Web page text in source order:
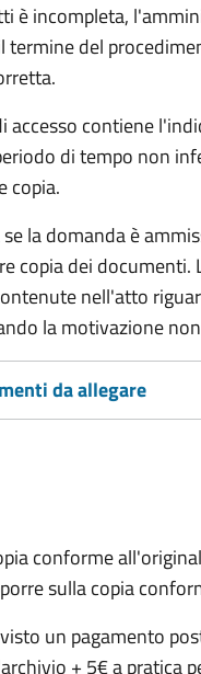
è incompleta,
termine del
accesso contiene
di tempo non
copia.
la domanda è
copia dei documenti.
nell'atto
la motivazione
da allegare
conforme
sulla copia
un pagamento
+ 5€ a pratica